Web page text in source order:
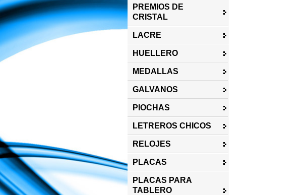
PREMIOS DE
CRISTAL
LACRE
HUELLERO
MEDALLAS
GALVANOS
PIOCHAS
LETREROS CHICOS
RELOJES
PLACAS
PLACAS PARA
TABLERO